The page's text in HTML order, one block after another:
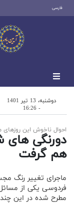
فارسی
دوشنبه، 13 تیر 1401
- 16:26
احوال ناخوش این
دورنگی های
هم گرفت
ماجرای تغییر رنگ
فردوسی یکی از
مطرح شده در این چند